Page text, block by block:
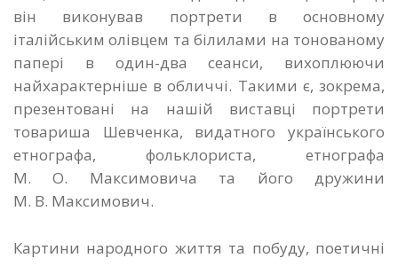
він виконував портрети в основному
італійським олівцем та білилами на тонованому
папері в один-два сеанси, вихоплюючи
найхарактерніше в обличчі. Такими є, зокрема,
презентовані на нашій виставці портрети
товариша Шевченка, видатного українського
етнографа, фольклориста, етнографа
М. О. Максимовича та його дружини
М. В. Максимович.
Картини народного життя та побуду, поетичні